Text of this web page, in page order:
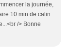
la journée,
10 min de calin
/> Bonne